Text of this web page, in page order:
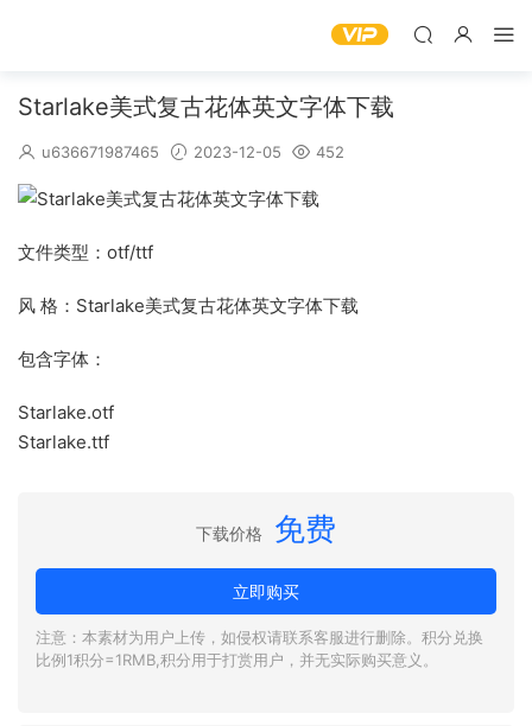
Starlake美式复古花体英文字体下载
u636671987465 2023-12-05 452
文件类型：otf/ttf
风 格：Starlake美式复古花体英文字体下载
包含字体：
Starlake.otf
Starlake.ttf
下载价格 免费
立即购买
注意：本素材为用户上传，如侵权请联系客服进行删除。积分兑换
比例1积分=1RMB,积分用于打赏用户，并无实际购买意义。